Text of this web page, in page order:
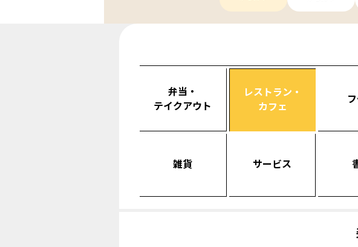
弁当・
テイクアウト
レストラン・
カフェ
雑貨 サービス